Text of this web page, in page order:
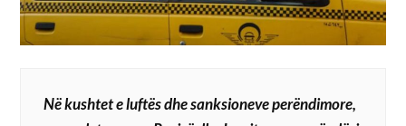
Në kushtet e luftës dhe sanksioneve perëndimore,